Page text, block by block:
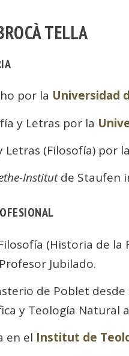
TELLA
por la Universidad
y Letras por la
Letras (Filosofía) por la
Institutde Staufen
(Historia de la
Jubilado.
de Poblet
y Teología Natural
en el Institut de